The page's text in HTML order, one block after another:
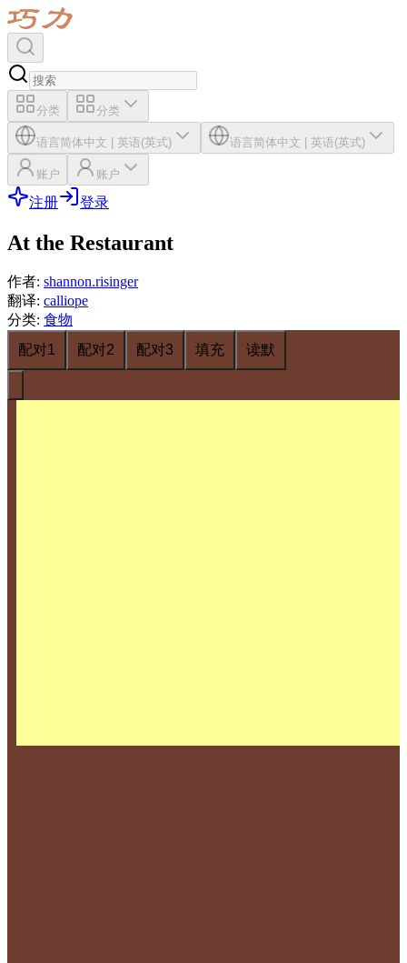
分类 分类
语言简体中文 | 英语(英式) 语言简体中文 | 英语(英式)
账户 账户
注册 登录
At the Restaurant
作者: shannon.risinger
翻译: calliope
分类: 食物
配对1
配对2 配对3 填充 读默